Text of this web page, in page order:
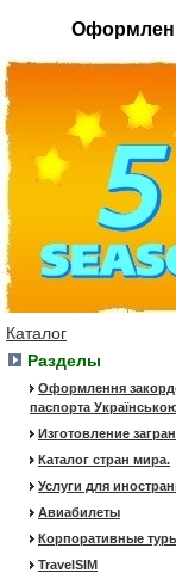
Каталог
Разделы
Оформлення
паспорта
Изготовление
Каталог стран мира.
Услуги для
Авиабилеты
Корпоративные
TravelSIM